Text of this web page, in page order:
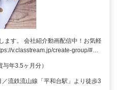
ます。 会社紹介動画配信中！お気軽
v.classtream.jp/create-group/#…
年3.5ヶ月分）
流鉄流山線「平和台駅」より徒歩3